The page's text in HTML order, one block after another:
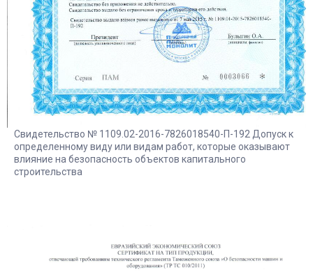
Свидетельство № 1109.02-2016-7826018540-П-192 Допуск к
определенному виду или видам работ, которые оказывают
влияние на безопасность объектов капитального
строительства